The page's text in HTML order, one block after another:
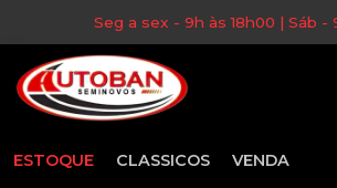
Seg a sex - 9h às 18h00 | Sáb -
ESTOQUE CLASSICOS VENDA